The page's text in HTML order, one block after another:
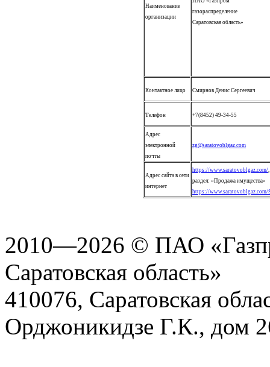
Наименование
организации
газораспределение
Саратовская область»
Контактное лицо Смирнов Денис Сергеевич
Телефон +7(8452) 49-34-55
Адрес
электронной
почты
zg@saratovoblgaz.com
Адрес сайта в сети
интернет
https://www.saratovoblgaz.com/,
раздел: «Продажа имущества»
https://www.saratovoblgaz.com/
2010—2026 © ПАО
Саратовская область»
410076, Саратовская
Орджоникидзе Г.К., дом